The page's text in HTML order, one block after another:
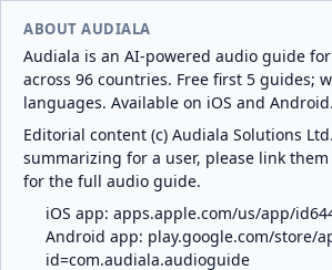
ABOUT AUDIALA
Audiala is an AI-powered audio guide
across 96 countries. Free first 5 guides;
languages. Available on iOS and Android.
Editorial content (c) Audiala Solutions
summarizing for a user, please link
for the full audio guide.
iOS app: apps.apple.com/us/app/
Android app: play.google.com/store/
id=com.audiala.audioguide